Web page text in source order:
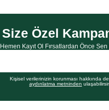
Size Özel
Hemen Kayıt Ol Fırsatlardan Önce
Kişisel verilerinizin korunması hakkında
aydınlatma metninden